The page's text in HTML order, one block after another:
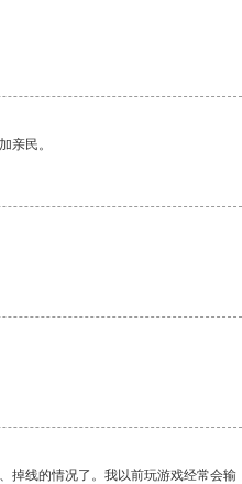
亲民。
线的情况了。我以前玩游戏经常会输